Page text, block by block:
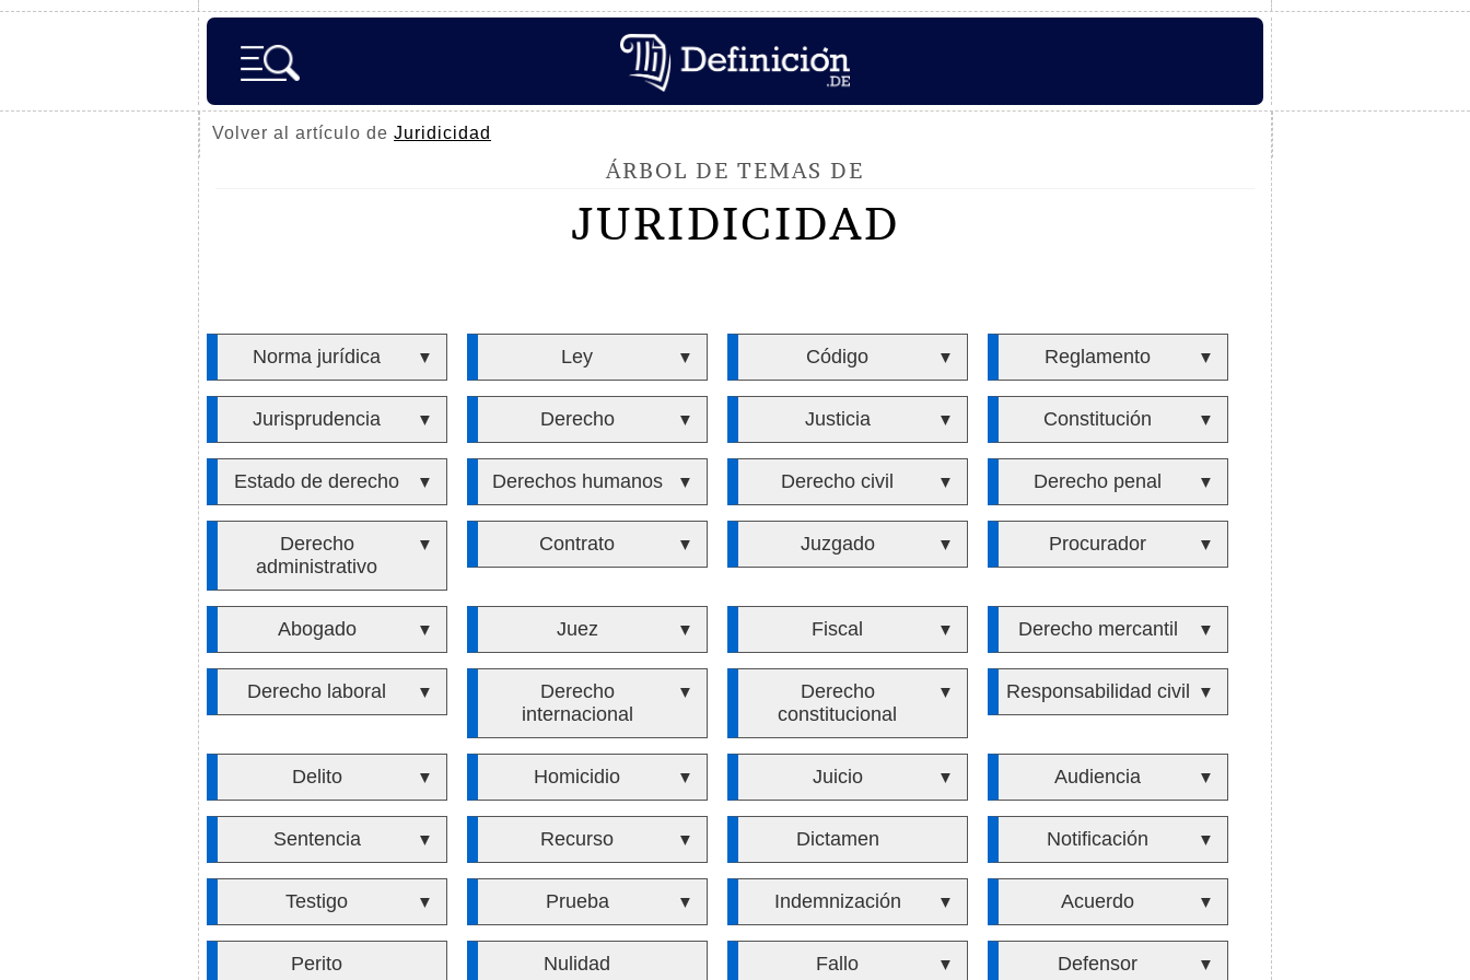
Volver al artículo de Juridicidad
ÁRBOL DE TEMAS DE
JURIDICIDAD
Norma jurídica ▼ Ley ▼ Código ▼ Reglamento ▼
Jurisprudencia ▼ Derecho ▼ Justicia ▼ Constitución ▼
Estado de derecho ▼ Derechos humanos ▼ Derecho civil ▼ Derecho penal ▼
Derecho
administrativo
▼ Contrato ▼ Juzgado ▼ Procurador ▼
Abogado ▼ Juez ▼ Fiscal ▼ Derecho mercantil ▼
Derecho laboral ▼
Derecho
internacional
▼
Derecho
constitucional
▼ Responsabilidad civil ▼
Delito ▼ Homicidio ▼ Juicio ▼ Audiencia ▼
Sentencia ▼ Recurso ▼ Dictamen Notificación ▼
Testigo ▼ Prueba ▼ Indemnización ▼ Acuerdo ▼
Perito Nulidad Fallo ▼ Defensor ▼